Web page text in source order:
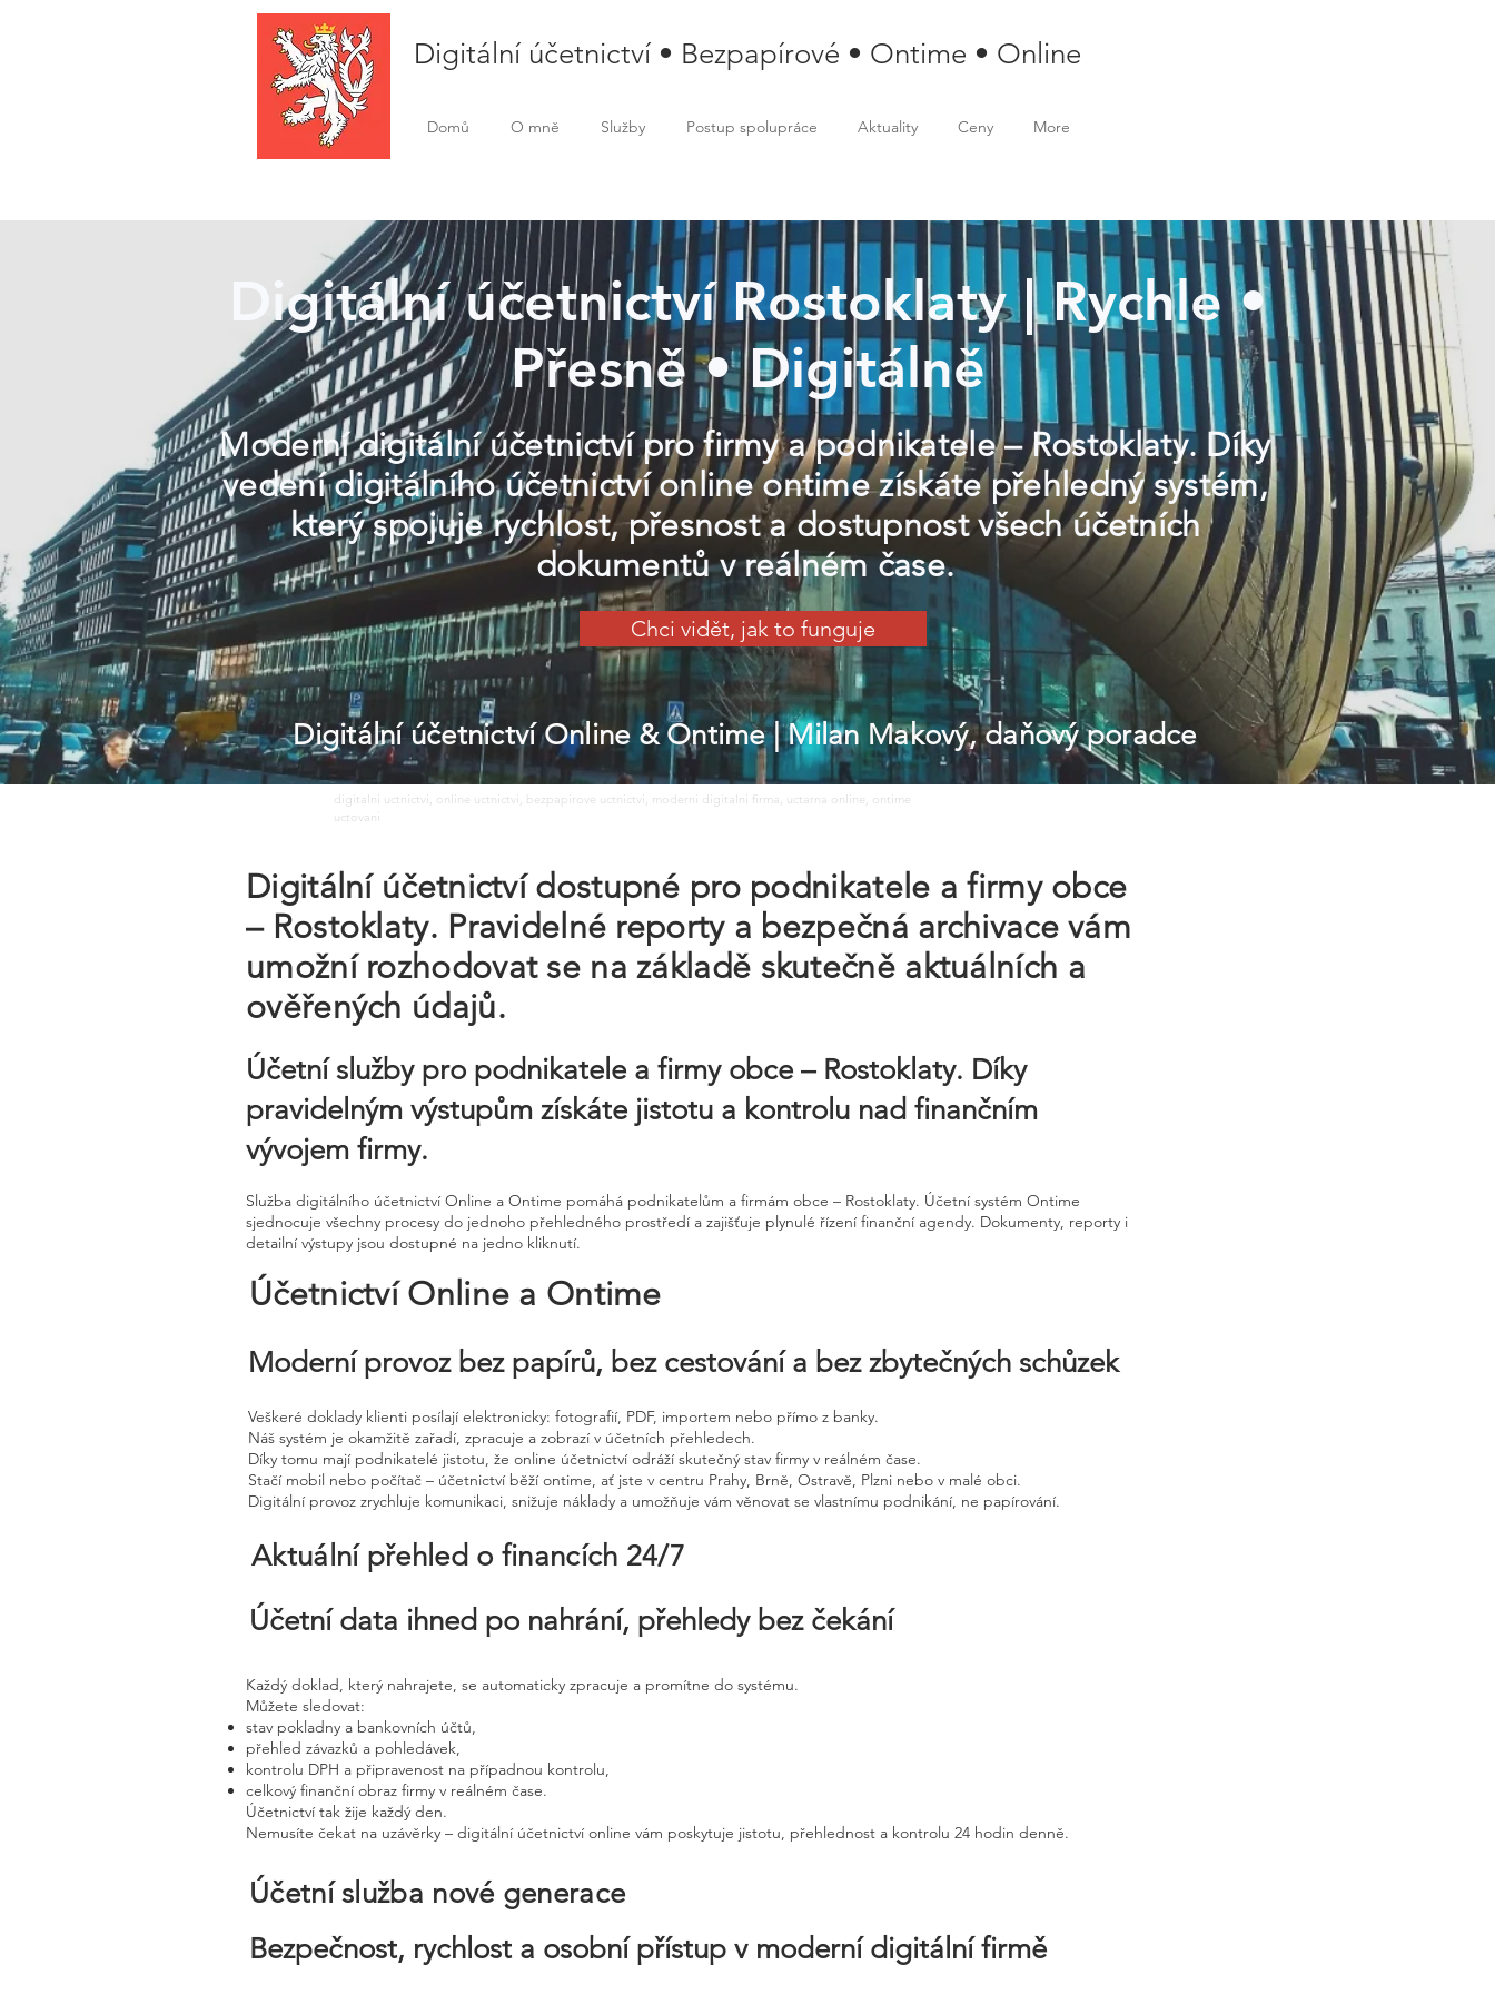
Digitální účetnictví • Bezpapírové • Ontime • Online
Domů O mně Služby Postup spolupráce Aktuality Ceny More
Digitální účetnictví Rostoklaty | Rychle •
Přesně • Digitálně
Moderní digitální účetnictví pro firmy a podnikatele – Rostoklaty. Díky
vedení digitálního účetnictví online ontime získáte přehledný systém,
který spojuje rychlost, přesnost a dostupnost všech účetních
dokumentů v reálném čase.
Chci vidět, jak to funguje
Digitální účetnictví Online & Ontime| Milan Makový, daňový poradce
digitalni uctnictvi, online uctnictvi, bezpapirove uctnictvi, moderni digitalni firma, uctarna online, ontime
uctovani
Digitální účetnictví dostupné pro podnikatele a firmy obce
– Rostoklaty. Pravidelné reporty a bezpečná archivace vám
umožní rozhodovat se na základě skutečně aktuálních a
ověřených údajů.
Účetní služby pro podnikatele a firmy obce – Rostoklaty. Díky
pravidelným výstupům získáte jistotu a kontrolu nad finančním
vývojem firmy.
Služba digitálního účetnictví Online a Ontime pomáhá podnikatelům a firmám obce – Rostoklaty. Účetní systém Ontime
sjednocuje všechny procesy do jednoho přehledného prostředí a zajišťuje plynulé řízení finanční agendy. Dokumenty, reporty i
detailní výstupy jsou dostupné na jedno kliknutí.
Účetnictví Online a Ontime
Moderní provoz bez papírů, bez cestování a bez zbytečných schůzek
Veškeré doklady klienti posílají elektronicky: fotografií, PDF, importem nebo přímo z banky.
Náš systém je okamžitě zařadí, zpracuje a zobrazí v účetních přehledech.
Díky tomu mají podnikatelé jistotu, že online účetnictví odráží skutečný stav firmy v reálném čase.
Stačí mobil nebo počítač – účetnictví běží ontime, ať jste v centru Prahy, Brně, Ostravě, Plzni nebo v malé obci.
Digitální provoz zrychluje komunikaci, snižuje náklady a umožňuje vám věnovat se vlastnímu podnikání, ne papírování.
Aktuální přehled o financích 24/7
Účetní data ihned po nahrání, přehledy bez čekání
Každý doklad, který nahrajete, se automaticky zpracuje a promítne do systému.
Můžete sledovat:
stav pokladny a bankovních účtů,
přehled závazků a pohledávek,
kontrolu DPH a připravenost na případnou kontrolu,
celkový finanční obraz firmy v reálném čase.
Účetnictví tak žije každý den.
Nemusíte čekat na uzávěrky – digitální účetnictví online vám poskytuje jistotu, přehlednost a kontrolu 24 hodin denně.
Účetní služba nové generace
Bezpečnost, rychlost a osobní přístup v moderní digitální firmě